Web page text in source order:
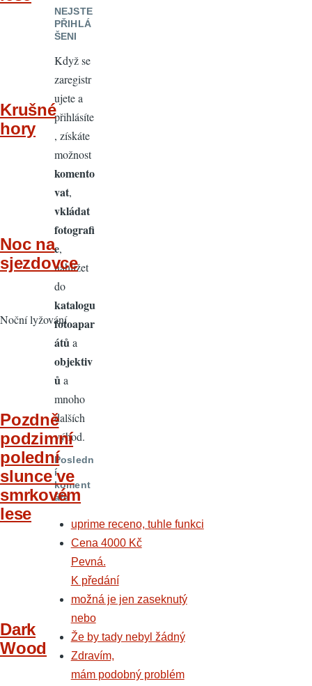
Krušné
hory
Noc na
sjezdovce
Noční lyžování
Pozdně
podzimní
polední
slunce ve
smrkovém
lese
Dark
Wood
NEJSTE
PŘIHLÁ
ŠENI
Když se
zaregistr
ujete a
přihlásíte
, získáte
možnost
komento
vat,
vkládat
fotografi
e,
nahlížet
do
katalogu
fotoapar
átů a
objektiv
ů a
mnoho
dalších
výhod.
Posledn
í
koment
áře
uprime receno, tuhle funkci
Cena 4000 Kč
Pevná.
K předání
možná je jen zaseknutý
nebo
Že by tady nebyl žádný
Zdravím,
mám podobný problém